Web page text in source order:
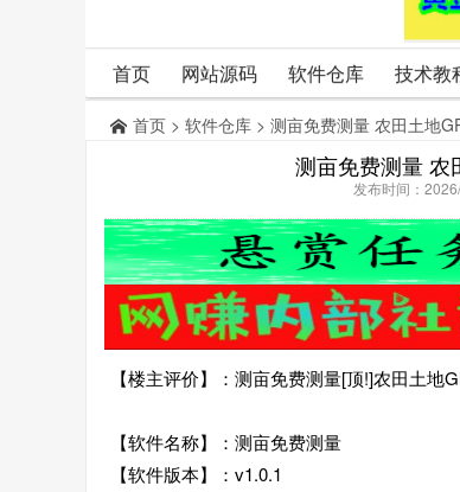
首页 网站源码 软件仓库 技术教
首页 > 软件仓库 > 测亩免费测量 农田土地
测亩免费测量 农
发布时间：
【楼主评价】：测亩免费测量[顶!]农田土
【软件名称】：测亩免费测量
【软件版本】：v1.0.1